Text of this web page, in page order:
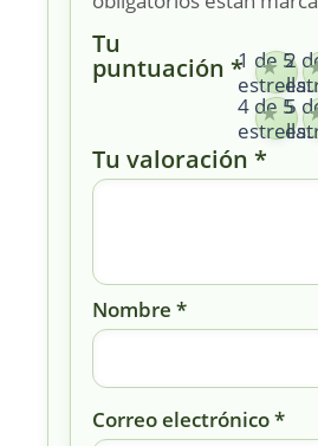
Tu
puntuación *1 de 5
estrellas
2
4 de 5
estrellas
5
Tu valoración *
Nombre *
Correo electrónico*